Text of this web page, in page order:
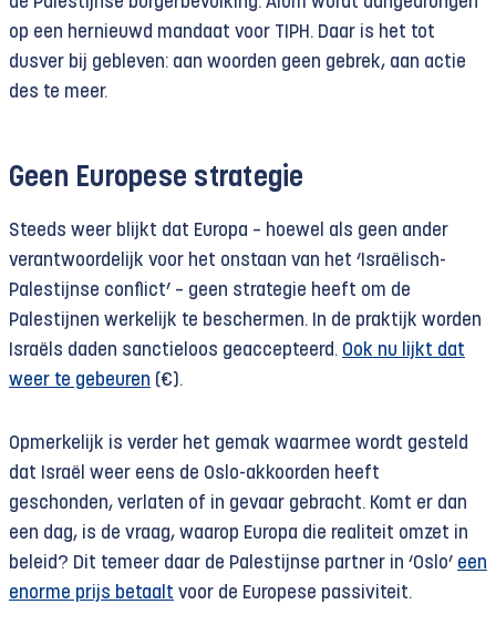
op een hernieuwd mandaat voor TIPH. Daar is het tot
dusver bij gebleven: aan woorden geen gebrek, aan actie
des te meer.
Geen Europese strategie
Steeds weer blijkt dat Europa – hoewel als geen ander
verantwoordelijk voor het onstaan van het ‘Israëlisch-
Palestijnse conflict’ – geen strategie heeft om de
Palestijnen werkelijk te beschermen. In de praktijk worden
Israëls daden sanctieloos geaccepteerd. Ook nu lijkt dat
weer te gebeuren (€).
Opmerkelijk is verder het gemak waarmee wordt gesteld
dat Israël weer eens de Oslo-akkoorden heeft
geschonden, verlaten of in gevaar gebracht. Komt er dan
een dag, is de vraag, waarop Europa die realiteit omzet in
beleid? Dit temeer daar de Palestijnse partner in ‘Oslo’ een
enorme prijs betaalt voor de Europese passiviteit.